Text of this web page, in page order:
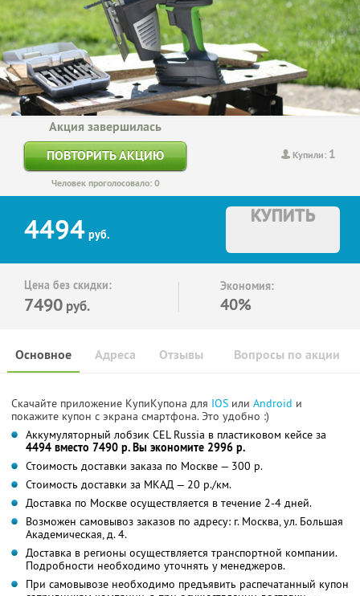
Купили: 1
Акция завершилась
ПОВТОРИТЬ АКЦИЮ
Человек проголосовало: 0
4494 руб.
КУПИТЬ
Цена без скидки:
7490 руб.
Экономия:
40%
Основное Отзывы Вопросы по акции
Адреса
Скачайте приложение КупиКупона для IOS или Android и
покажите купон с экрана смартфона. Это удобно :)
Аккумуляторный лобзик CEL Russia в пластиковом кейсе за
4494 вместо 7490 р. Вы экономите 2996 р.
Стоимость доставки заказа по Москве — 300 р.
Стоимость доставки за МКАД — 20 р./км.
Доставка по Москве осуществляется в течение 2-4 дней.
Возможен самовывоз заказов по адресу: г. Москва, ул. Большая
Академическая, д. 4.
Доставка в регионы осуществляется транспортной компании.
Подробности необходимо уточнять у менеджеров.
При самовывозе необходимо предъявить распечатанный купон